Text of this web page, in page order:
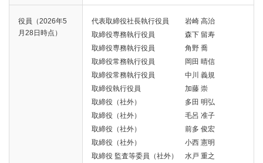
役員（2026年5
月28日時点）
代表取締役社長執行役員 岩崎 高治
取締役専務執行役員 森下 留寿
取締役専務執行役員 角野 喬
取締役常務執行役員 岡田 晴信
取締役常務執行役員 中川 義規
取締役執行役員 加藤 崇
取締役（社外） 多田 明弘
取締役（社外） 毛呂 准子
取締役（社外） 前多 俊宏
取締役（社外） 小西 憲明
取締役 監査等委員（社外） 水戸 重之